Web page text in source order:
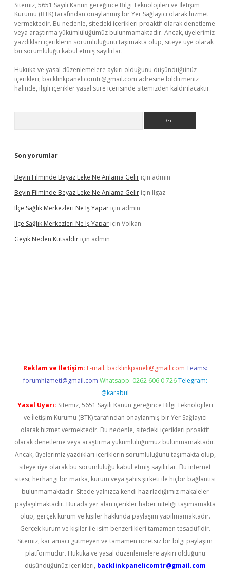
Sitemiz, 5651 Sayılı Kanun gereğince Bilgi Teknolojileri ve İletişim
Kurumu (BTK) tarafından onaylanmış bir Yer Sağlayıcı olarak hizmet
vermektedir. Bu nedenle, sitedeki içerikleri proaktif olarak denetleme
veya araştırma yükümlülüğümüz bulunmamaktadır. Ancak, üyelerimiz
yazdıkları içeriklerin sorumluluğunu taşımakta olup, siteye üye olarak
bu sorumluluğu kabul etmiş sayılırlar.
Hukuka ve yasal düzenlemelere aykırı olduğunu düşündüğünüz
içerikleri, backlinkpanelicomtr@gmail.com adresine bildirmeniz
halinde, ilgili içerikler yasal süre içerisinde sitemizden kaldırılacaktır.
Son yorumlar
Beyin Filminde Beyaz Leke Ne Anlama Gelir için admin
Beyin Filminde Beyaz Leke Ne Anlama Gelir için Ilgaz
Ilçe Sağlık Merkezleri Ne Iş Yapar için admin
Ilçe Sağlık Merkezleri Ne Iş Yapar için Volkan
Geyik Neden Kutsaldır için admin
Reklam ve İletişim: E-mail: backlinkpaneli@gmail.com Teams:
forumhizmeti@gmail.com Whatsapp: 0262 606 0 726 Telegram:
@karabul
Yasal Uyarı: Sitemiz, 5651 Sayılı Kanun gereğince Bilgi Teknolojileri
ve İletişim Kurumu (BTK) tarafından onaylanmış bir Yer Sağlayıcı
olarak hizmet vermektedir. Bu nedenle, sitedeki içerikleri proaktif
olarak denetleme veya araştırma yükümlülüğümüz bulunmamaktadır.
Ancak, üyelerimiz yazdıkları içeriklerin sorumluluğunu taşımakta olup,
siteye üye olarak bu sorumluluğu kabul etmiş sayılırlar. Bu internet
sitesi, herhangi bir marka, kurum veya şahıs şirketi ile hiçbir bağlantısı
bulunmamaktadır. Sitede yalnızca kendi hazırladığımız makaleler
paylaşılmaktadır. Burada yer alan içerikler haber niteliği taşımamakta
olup, gerçek kurum ve kişiler hakkında paylaşım yapılmamaktadır.
Gerçek kurum ve kişiler ile isim benzerlikleri tamamen tesadüfidir.
Sitemiz, kar amacı gütmeyen ve tamamen ücretsiz bir bilgi paylaşım
platformudur. Hukuka ve yasal düzenlemelere aykırı olduğunu
düşündüğünüz içerikleri, backlinkpanelicomtr@gmail.com